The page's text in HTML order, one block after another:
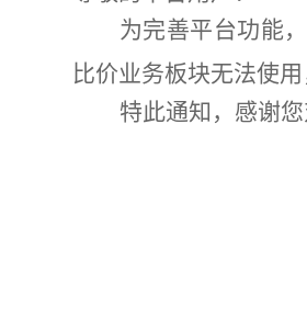
为完善平台功能
比价业务板块无法使用
特此通知，感谢